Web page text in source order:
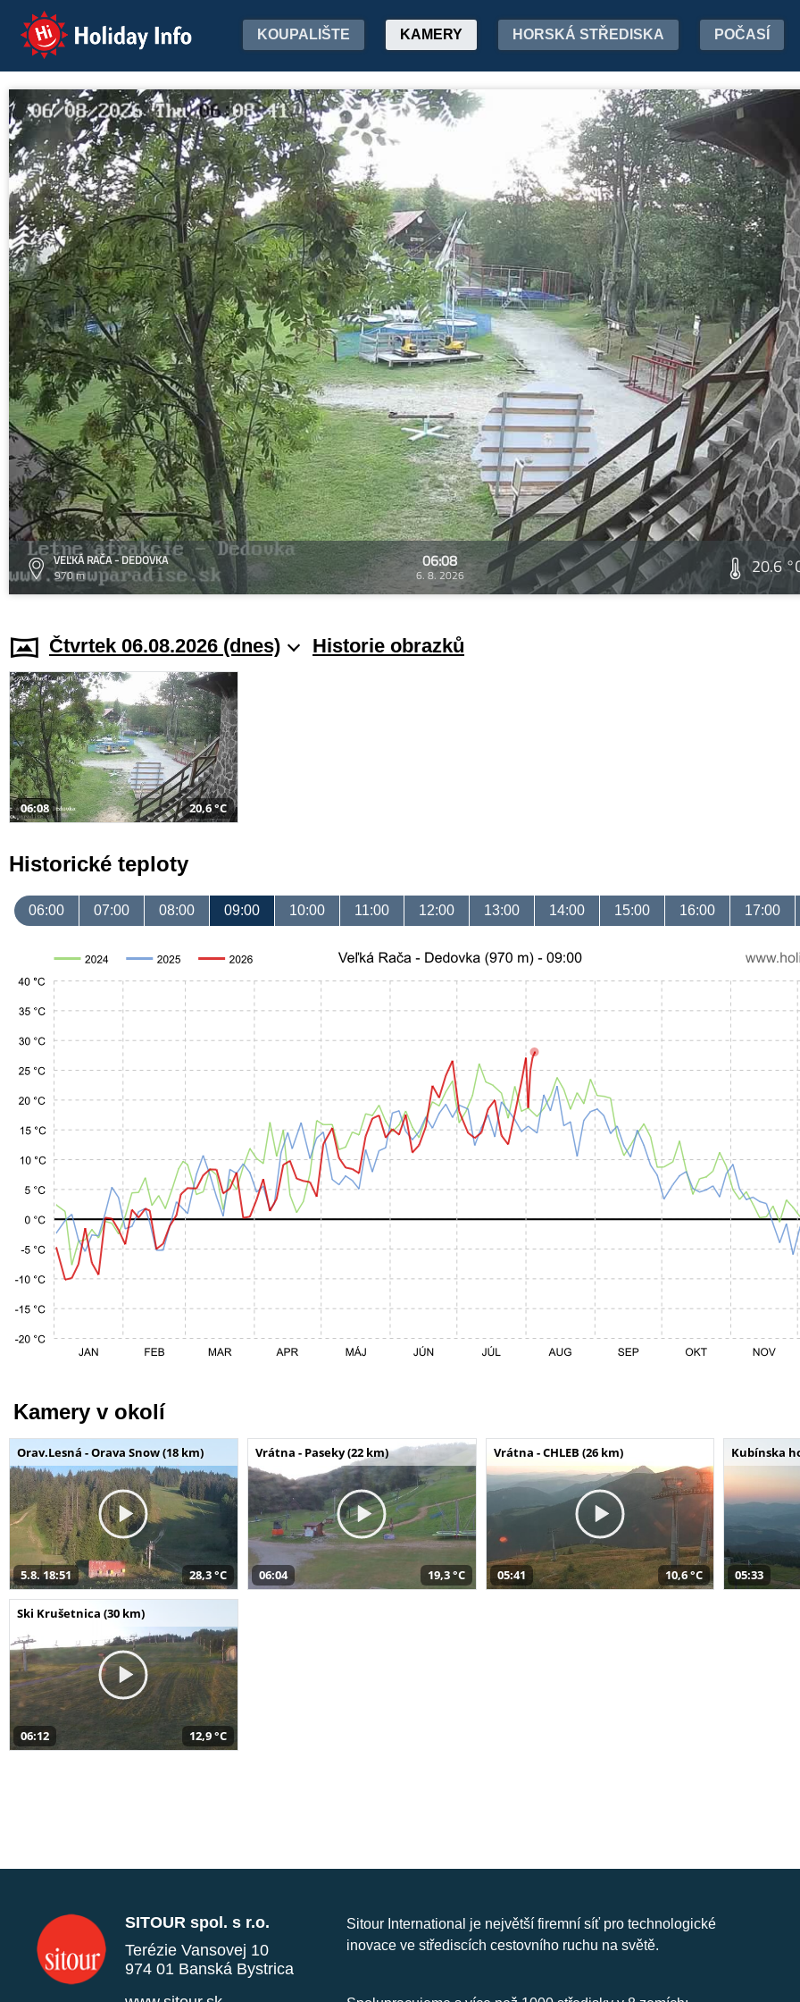
Holiday Info KOUPALIŠTE KAMERY HORSKÁ STŘEDISKA POČASÍ
VEĽKÁ RAČA - DEDOVKA
970 m
06:08
6. 8. 2026 20.6
Čtvrtek 06.08.2026 (dnes) Historie obrazků
06:08 20,6 °C
Historické teploty
06:00 07:00 08:00 09:00 10:00 11:00 12:00 13:00 14:00 15:00 16:00 17:00
Kamery v okolí
Orav.Lesná - Orava Snow (18 km)
5.8. 18:51 28,3 °C
Vrátna - Paseky (22 km)
06:04 19,3 °C
Vrátna - CHLEB (26 km)
05:41 10,6 °C
Kubínska
05:33
Ski Krušetnica (30 km)
06:12 12,9 °C
SITOUR spol. s r.o.
Terézie Vansovej 10
974 01 Banská Bystrica
Sitour International je největší firemní síť pro technologické
inovace ve střediscích cestovního ruchu na světě.